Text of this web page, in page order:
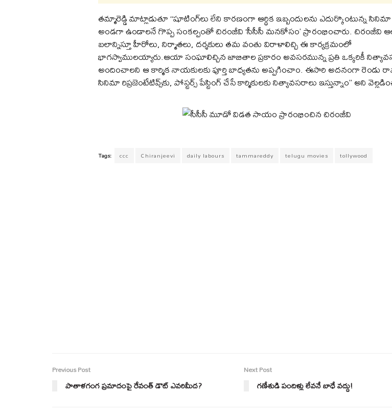
తమ్మారెడ్డి మాట్లాడుతూ “షూటింగ్‌లు లేని కారణంగా ఆర్థిక ఇబ్బందులను ఎదుర్కొంటున్న సినిమా
అండగా ఉండాలనే గొప్ప సంకల్పంతో చిరంజీవి ‘సీసీసీ మనకోసం’ ప్రారంభించారు. చిరంజీవి
బలాన్నిస్తూ హీరోలు, నిర్మాతలు, దర్శకులు తమ వంతు విరాళాలిచ్చి ఈ కార్యక్రమంలో
భాగస్వాములయ్యారు.ఆయా సంఘాలిచ్చిన జాబితాల ప్రకారం అవసరమున్న ప్రతి ఒక్కరికీ
అందించాలని ఆ కార్మిక నాయకులకు పూర్తి బాధ్యతను అప్పగించాం. ఈసారి అదనంగా రెండు
సినిమా రిప్రజెంటేటివ్స్‌కు, పోస్టర్స్ పేస్టింగ్ చేసే కార్మికులకు నిత్యావసరాలు ఇస్తున్నాం’’ అని
Tags: ccc Chiranjeevi daily labours tammareddy telugu movies tollywood
Previous Post
పాతాళగంగ ప్రమాదంపై రేవంత్ డౌట్ ఎవరిమీద?
Next Post
గణేశుడి పందిళ్లు లేవనే బాధే వద్దు!